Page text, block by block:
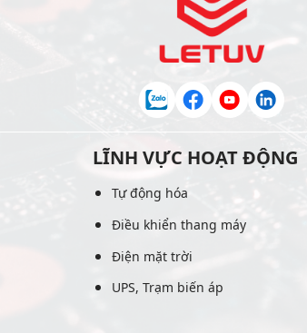
LĨNH VỰC HOẠT ĐỘNG
Tự động hóa
Điều khiển thang máy
Điện mặt trời
UPS, Trạm biến áp